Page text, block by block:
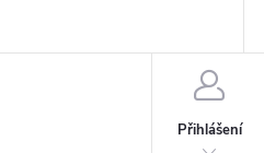
Podmínky ochrany osobních
Přihlášení